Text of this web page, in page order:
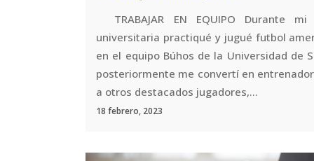
TRABAJAR EN EQUIPO Durante mi
universitaria practiqué y jugué futbol
en el equipo Búhos de la Universidad de
posteriormente me convertí en
a otros destacados jugadores,...
18 febrero, 2023